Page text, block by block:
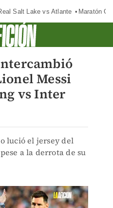
Salt Lake vs Atlante Maratón
Messi
vs Inter
lució el jersey del
a la derrota de su